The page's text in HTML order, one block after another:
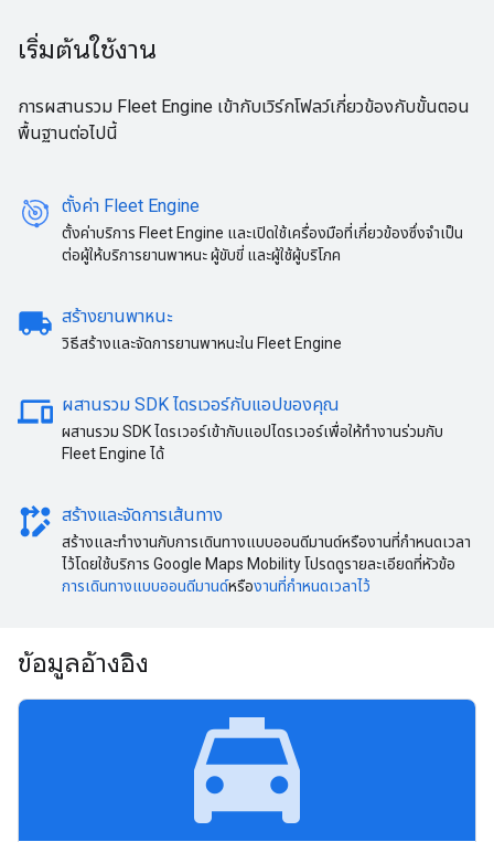
เริ่มต้นใช้งาน
การผสานรวม Fleet Engine เข้ากับเวิร์กโฟลว์เกี่ยวข้องกับขั้นตอน
พื้นฐานต่อไปนี้
ตั้งค่า Fleet Engine
ตั้งค่าบริการ Fleet Engine และเปิดใช้เครื่องมือที่เกี่ยวข้องซึ่งจำเป็น
ต่อผู้ให้บริการยานพาหนะ ผู้ขับขี่ และผู้ใช้ผู้บริโภค
local_shipping สร้างยานพาหนะ
วิธีสร้างและจัดการยานพาหนะใน Fleet Engine
devices ผสานรวม SDK ไดรเวอร์กับแอปของคุณ
ผสานรวม SDK ไดรเวอร์เข้ากับแอปไดรเวอร์เพื่อให้ทำงานร่วมกับ
Fleet Engine ได้
rebase_edit สร้างและจัดการเส้นทาง
สร้างและทำงานกับการเดินทางแบบออนดีมานด์หรืองานที่กำหนดเวลา
ไว้โดยใช้บริการ Google Maps Mobility โปรดดูรายละเอียดที่หัวข้อ
การเดินทางแบบออนดีมานด์หรืองานที่กำหนดเวลาไว้
ข้อมูลอ้างอิง
local_taxi